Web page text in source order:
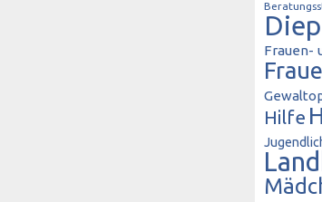
Frauen-
Hilfe